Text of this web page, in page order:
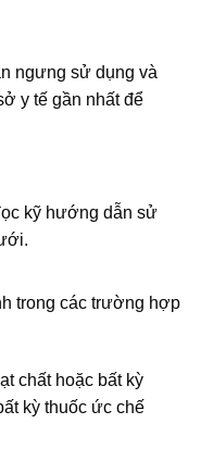
ngưng sử dụng và
y tế gần nhất để
kỹ hướng dẫn sử
trong các trường hợp
chất hoặc bất kỳ
kỳ thuốc ức chế